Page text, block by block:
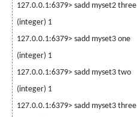
127.0.0.1:6379> sadd myset2 three
(integer) 1
127.0.0.1:6379> sadd myset3 one
(integer) 1
127.0.0.1:6379> sadd myset3 two
(integer) 1
127.0.0.1:6379> sadd myset3 three